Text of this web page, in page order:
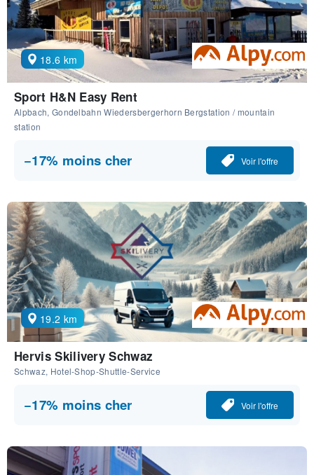
18.6 km
Sport H&N Easy Rent
Alpbach, Gondelbahn Wiedersbergerhorn Bergstation / mountain
station
−17% moins cher Voir l'offre
19.2 km
Hervis Skilivery Schwaz
Schwaz, Hotel-Shop-Shuttle-Service
−17% moins cher Voir l'offre